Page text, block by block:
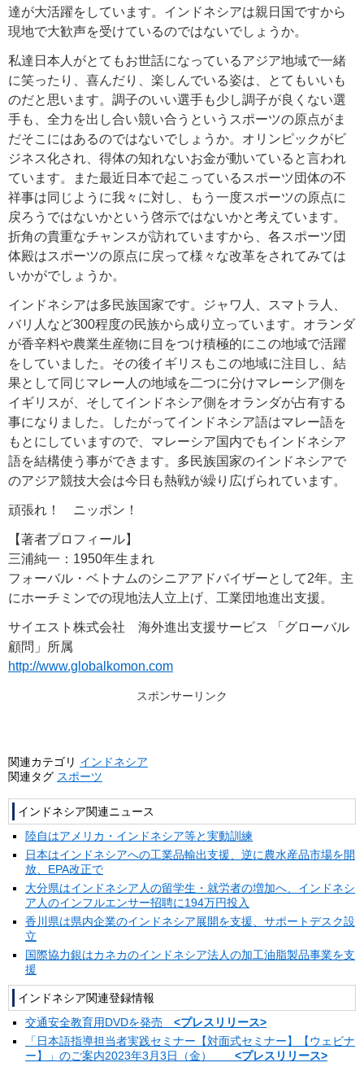
達が大活躍をしています。インドネシアは親日国ですから
現地で大歓声を受けているのではないでしょうか。
私達日本人がとてもお世話になっているアジア地域で一緒
に笑ったり、喜んだり、楽しんでいる姿は、とてもいいも
のだと思います。調子のいい選手も少し調子が良くない選
手も、全力を出し合い競い合うというスポーツの原点がま
だそこにはあるのではないでしょうか。オリンピックがビ
ジネス化され、得体の知れないお金が動いていると言われ
ています。また最近日本で起こっているスポーツ団体の不
祥事は同じように我々に対し、もう一度スポーツの原点に
戻ろうではないかという啓示ではないかと考えています。
折角の貴重なチャンスが訪れていますから、各スポーツ団
体殿はスポーツの原点に戻って様々な改革をされてみては
いかがでしょうか。
インドネシアは多民族国家です。ジャワ人、スマトラ人、
バリ人など300程度の民族から成り立っています。オランダ
が香辛料や農業生産物に目をつけ積極的にこの地域で活躍
をしていました。その後イギリスもこの地域に注目し、結
果として同じマレー人の地域を二つに分けマレーシア側を
イギリスが、そしてインドネシア側をオランダが占有する
事になりました。したがってインドネシア語はマレー語を
もとにしていますので、マレーシア国内でもインドネシア
語を結構使う事ができます。多民族国家のインドネシアで
のアジア競技大会は今日も熱戦が繰り広げられています。
頑張れ！ ニッポン！
【著者プロフィール】
三浦純一：1950年生まれ
フォーバル・ベトナムのシニアアドバイザーとして2年。主
にホーチミンでの現地法人立上げ、工業団地進出支援。
サイエスト株式会社 海外進出支援サービス 「グローバル
顧問」所属
http://www.globalkomon.com
スポンサーリンク
関連カテゴリ インドネシア
関連タグ スポーツ
インドネシア関連ニュース
陸自はアメリカ・インドネシア等と実動訓練
日本はインドネシアへの工業品輸出支援、逆に農水産品市場を開
放、EPA改正で
大分県はインドネシア人の留学生・就労者の増加へ、インドネシ
ア人のインフルエンサー招聘に194万円投入
香川県は県内企業のインドネシア展開を支援、サポートデスク設
立
国際協力銀はカネカのインドネシア法人の加工油脂製品事業を支
援
インドネシア関連登録情報
交通安全教育用DVDを発売 <プレスリリース>
「日本語指導担当者実践セミナー【対面式セミナー】【ウェビナ
ー】」のご案内2023年3月3日（金） <プレスリリース>